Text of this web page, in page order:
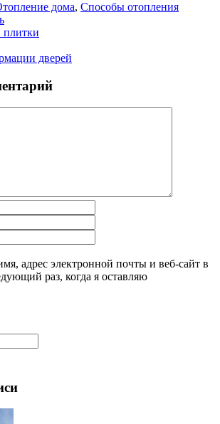
дома, Способы отопления
плитки
дверей
адрес электронной почты и веб-сайт в
раз, когда я оставляю